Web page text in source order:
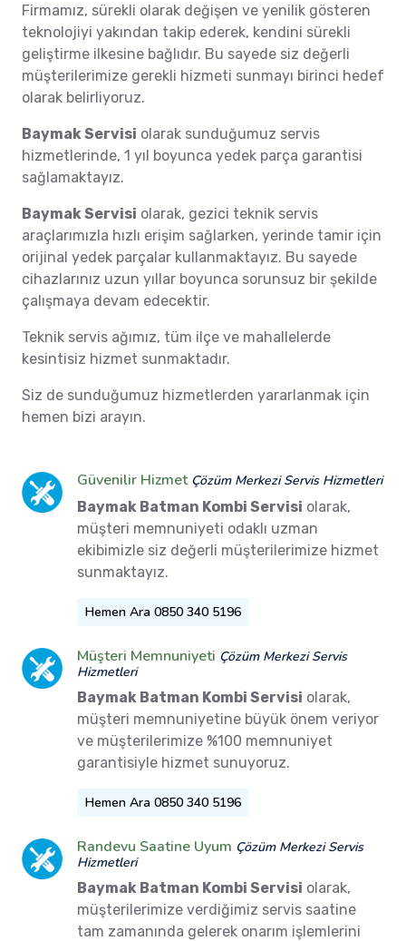
Firmamız, sürekli olarak değişen ve yenilik gösteren
teknolojiyi yakından takip ederek, kendini sürekli
geliştirme ilkesine bağlıdır. Bu sayede siz değerli
müşterilerimize gerekli hizmeti sunmayı birinci hedef
olarak belirliyoruz.
Baymak Servisi olarak sunduğumuz servis
hizmetlerinde, 1 yıl boyunca yedek parça garantisi
sağlamaktayız.
Baymak Servisi olarak, gezici teknik servis
araçlarımızla hızlı erişim sağlarken, yerinde tamir için
orijinal yedek parçalar kullanmaktayız. Bu sayede
cihazlarınız uzun yıllar boyunca sorunsuz bir şekilde
çalışmaya devam edecektir.
Teknik servis ağımız, tüm ilçe ve mahallelerde
kesintisiz hizmet sunmaktadır.
Siz de sunduğumuz hizmetlerden yararlanmak için
hemen bizi arayın.
Güvenilir Hizmet Çözüm Merkezi Servis Hizmetleri
Baymak Batman Kombi Servisi olarak,
müşteri memnuniyeti odaklı uzman
ekibimizle siz değerli müşterilerimize hizmet
sunmaktayız.
Hemen Ara 0850 340 5196
Müşteri Memnuniyeti Çözüm Merkezi Servis
Hizmetleri
Baymak Batman Kombi Servisi olarak,
müşteri memnuniyetine büyük önem veriyor
ve müşterilerimize %100 memnuniyet
garantisiyle hizmet sunuyoruz.
Hemen Ara 0850 340 5196
Randevu Saatine Uyum Çözüm Merkezi Servis
Hizmetleri
Baymak Batman Kombi Servisi olarak,
müşterilerimize verdiğimiz servis saatine
tam zamanında gelerek onarım işlemlerini